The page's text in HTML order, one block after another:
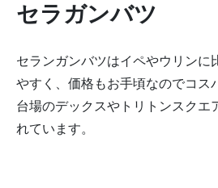
セラガンバツ
セランガンバツはイペやウリンに
やすく、価格もお手頃なのでコス
台場のデックスやトリトンスクエ
れています。